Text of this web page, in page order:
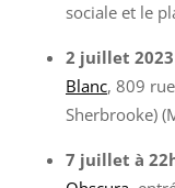
sociale et le
2 juillet 2023
Blanc, 809
Sherbrooke)
7 juillet à